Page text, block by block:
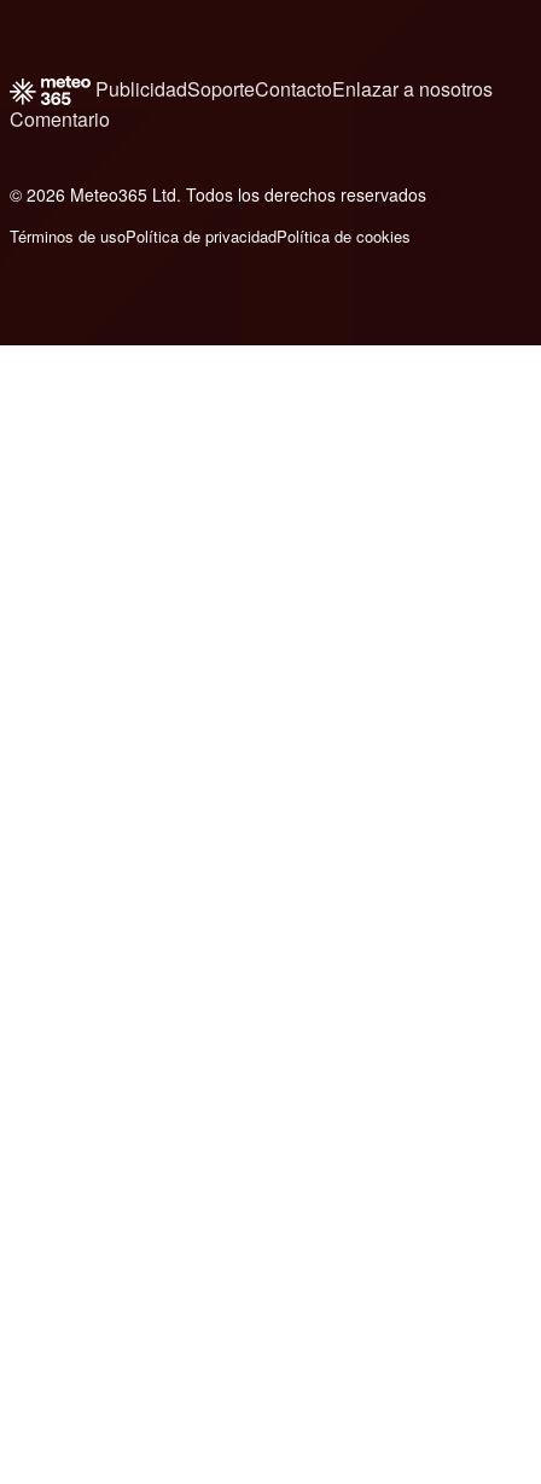
PublicidadSoporteContactoEnlazar a nosotros
Comentario
© 2026 Meteo365 Ltd. Todos los derechos reservados
Términos de usoPolítica de privacidadPolítica de cookies